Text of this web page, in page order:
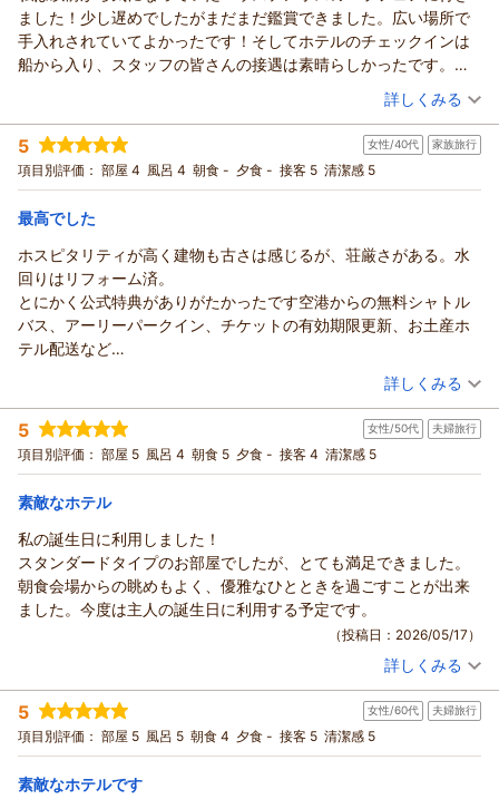
（返信日：2026/05/30）
いました。また、この度は、ご帰宅後のお忙しい時間を割い
て、ご丁寧なるご感想をお寄せ頂きましたこと、重ねて御礼申
し上げます。ホテルクルーザーでのチェックイン、ご朝食な
ど、ご滞在を充分にご満喫頂けましたご様子が伺い取れ、大変
嬉しく、ほっと安堵致しております。このようなお言葉を頂戴
できますことが、私共にとりまして何よりもの励みとなりま
す。心より感謝申し上げます。これからも、お越し下さる全て
のお客様に、期待を超える喜びと感動を感じて頂けますよう、
スタッフ一同、より一層の努力を重ねて参りますので、末永い
のご帰館を心よりお待ち致しております。
ました！少し遅めでしたがまだまだ鑑賞できました。広い場所で
手入れされていてよかったです！そしてホテルのチェックインは
船から入り、スタッフの皆さんの接遇は素晴らしかったです。お
部屋も可愛らしい作り。ゆっくりできました。夕飯は日本食の会
席料理で美味しくいただきました。スタッフの方も親切でした。
ホテルの中はいい香りがしてバラが飾られていて素晴らしかった
です。
（投稿日：2026/05/25）
宿泊時期： 2026年05月宿泊 (夫婦旅行)
投稿者： korikaさん
宿泊プラン： 【旬の味覚を堪能】日本料理「吉翠亭」の「彩懐石」付きプラ
ン（2食付き）
ツイン 朝・夕
宿泊価格帯：
ホテルヨーロッパ ハウステンボスからの返信
この度は、ホテルヨーロッパにご宿泊賜り誠にありがとうござ
いました。また、ご帰宅後の貴重なお時間を割いてご投稿賜り
ましたこと、重ねて御礼申し上げます。
銀婚式という節目となる記念旅行の場所に、数ある施設の中か
ら、当ホテルをお選び頂きましたこと、とても光栄に存じてお
ります。そして、私共も素敵な思い出作りのお役に立つことが
できましたこと、何より嬉しく思っております。バラの香りに
包まれたホテルヨーロッパでの贅沢なひと時をお過ごし頂け、
お部屋やお食事にもご満足頂けましたご様子も伺い知れ、ほっ
と安堵しております。今後もお越し下さいました一人一人のお
できる限りのお手伝いをさせて頂きたいと存じます。是非、ま
た近い将来、当ホテルへご帰館頂けます日を楽しみに心よりお
待ち申し上げております。今後とも末永いご愛顧を賜りますよ
うお願い申し上げます。ありがとうございました。
（返信日：2026/05/30）
詳しくみる
5 女性/40代 家族旅行
項目別評価： 部屋 4 風呂 4 朝食 - 夕食 - 接客 5 清潔感 5
最高でした
ホスピタリティが高く建物も古さは感じるが、荘厳さがある。水
回りはリフォーム済。
とにかく公式特典がありがたかったです空港からの無料シャトル
バス、アーリーパークイン、チケットの有効期限更新、お土産ホ
テル配送など
立地も最高で疲れた時にいつでも戻れる。実際お昼寝を3度ほどし
ました。
食事もゆっくりしたいときはホテルに戻るなど選択肢が出来て快
適でした。
ず聴けずに終わってしまいました。勿体なかったです。
やはり生演奏は響きが違ってエントランス付近を通った時に少し
だけ聴けてラッキーな気分でした。
（投稿日：2026/05/22）
宿泊時期： 2026年04月宿泊 (家族旅行)
投稿者： あおさん
宿泊プラン： 【じゃらんスペシャルウィーク】 ハウステンボスステイプラン
（素泊まり)
ツイン 食事なし
宿泊価格帯： 18,001～19,000円(大人一人あたり/税込)
ホテルヨーロッパ ハウステンボスからの返信
先日は、ホテルヨーロッパにご宿泊頂き、誠にありがとうござ
いました。また、ご帰宅後の貴重な時間を割いて、ご丁寧なる
ご意見、ご感想をお寄せ頂きましたこと、重ねて御礼申し上げ
ます。当ホテルでの優雅なひとときをお過ごしになりましたご
様子が伺い知れ、大変嬉しく拝読致しました。これからも、皆
様から頂戴します貴重なご意見を大切にし、温かいホスピタリ
ティ精神に溢れた心からのおもてなしと、より美しい快適な空
間のご提供を目指し、日々研鑽を重ねる所存でございます。引
き続きハウステンボス、ならびにホテルヨーロッパをご愛顧賜
りますようお願い申し上げます。春夏秋冬、四季折々の色鮮や
詳しくみる
5 女性/50代 夫婦旅行
項目別評価： 部屋 5 風呂 4 朝食 5 夕食 - 接客 4 清潔感 5
素敵なホテル
私の誕生日に利用しました！
スタンダードタイプのお部屋でしたが、とても満足できました。
朝食会場からの眺めもよく、優雅なひとときを過ごすことが出来
ました。今度は主人の誕生日に利用する予定です。
（投稿日：2026/05/17）
投稿者： こたさん(女性/50代)
宿泊プラン： 【ハウステンボス最上位ホテル】ホテルヨーロッパ リゾートプ
ラン（朝食付き）/2026年4月～
ツイン 朝のみ
宿泊価格帯： 21,001～22,000円(大人一人あたり/税込)
詳しくみる
5 女性/60代 夫婦旅行
項目別評価： 部屋 5 風呂 5 朝食 4 夕食 - 接客 5 清潔感 5
素敵なホテルです